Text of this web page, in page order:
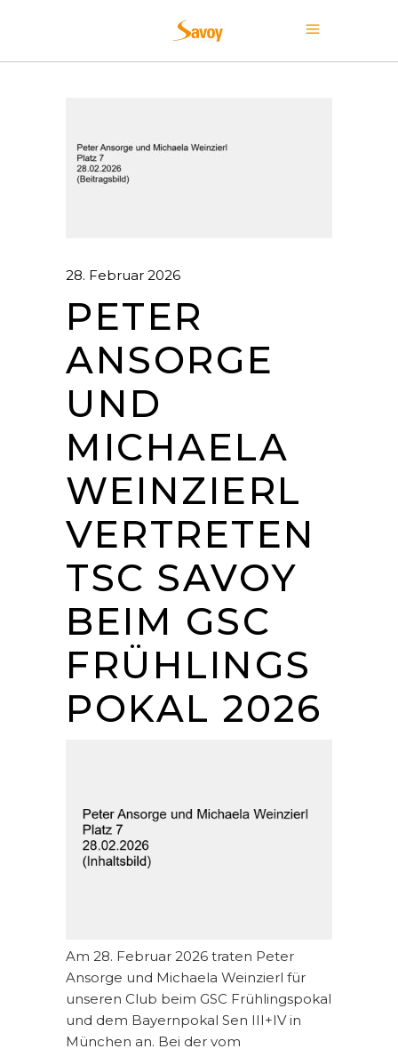
28. Februar 2026
PETER
ANSORGE
UND
MICHAELA
WEINZIERL
VERTRETEN
TSC SAVOY
BEIM GSC
FRÜHLINGS
POKAL 2026
Am 28. Februar 2026 traten Peter
Ansorge und Michaela Weinzierl für
unseren Club beim GSC Frühlingspokal
und dem Bayernpokal Sen III+IV in
München an. Bei der vom